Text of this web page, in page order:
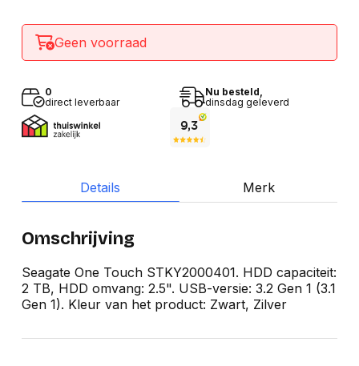
Geen voorraad
0
direct leverbaar
Nu besteld,
dinsdag geleverd
Details Merk
Omschrijving
Seagate One Touch STKY2000401. HDD capaciteit:
2 TB, HDD omvang: 2.5". USB-versie: 3.2 Gen 1 (3.1
Gen 1). Kleur van het product: Zwart, Zilver